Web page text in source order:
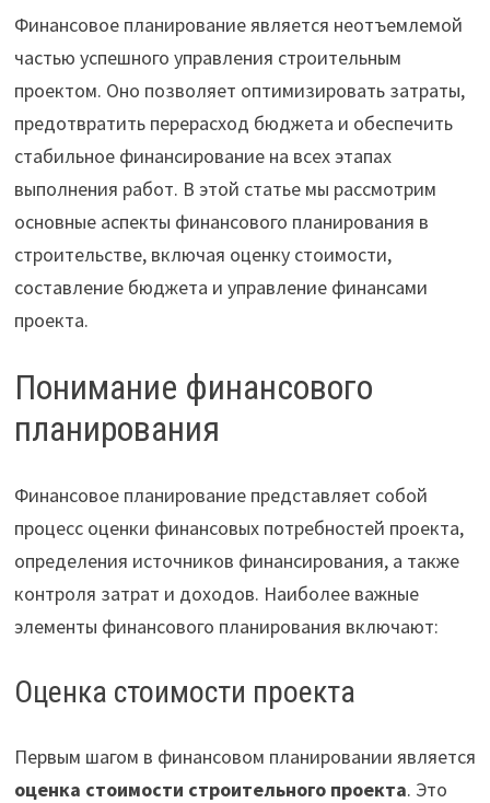
Финансовое планирование является неотъемлемой
частью успешного управления строительным
проектом. Оно позволяет оптимизировать затраты,
предотвратить перерасход бюджета и обеспечить
стабильное финансирование на всех этапах
выполнения работ. В этой статье мы рассмотрим
основные аспекты финансового планирования в
строительстве, включая оценку стоимости,
составление бюджета и управление финансами
проекта.
Понимание финансового
планирования
Финансовое планирование представляет собой
процесс оценки финансовых потребностей проекта,
определения источников финансирования, а также
контроля затрат и доходов. Наиболее важные
элементы финансового планирования включают:
Оценка стоимости проекта
Первым шагом в финансовом планировании является
оценка стоимости строительного проекта. Это